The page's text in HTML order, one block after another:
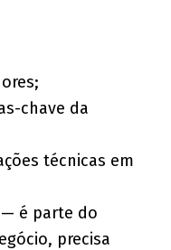
chave da
técnicas em
— é parte do
precisa